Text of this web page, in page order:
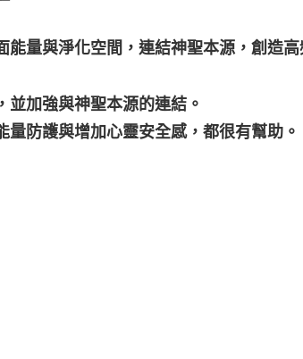
量與淨化空間，連結神聖本源，創造高
加強與神聖本源的連結。
防護與增加心靈安全感，都很有幫助。